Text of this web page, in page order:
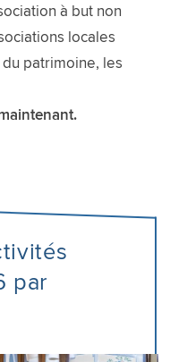
à but non
locales
patrimoine, les
par